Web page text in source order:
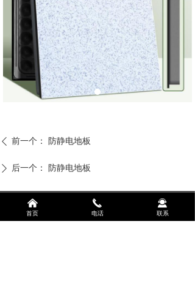
ꄴ 前一个： 防静电地板
ꄲ 后一个： 防静电地板
联系人：吕经理
낀
首页
끅
电话
끤
联系